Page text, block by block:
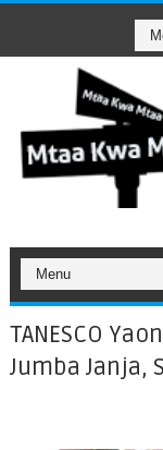
TANESCO
Jumba Janja,